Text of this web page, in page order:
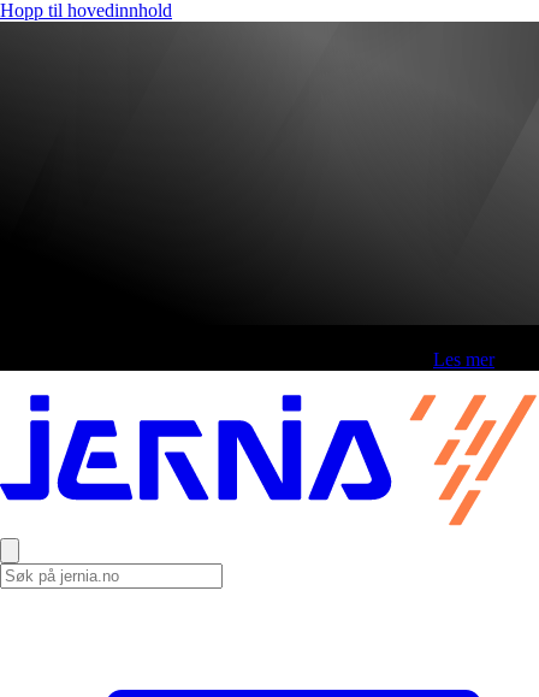
Hopp til hovedinnhold
Les mer